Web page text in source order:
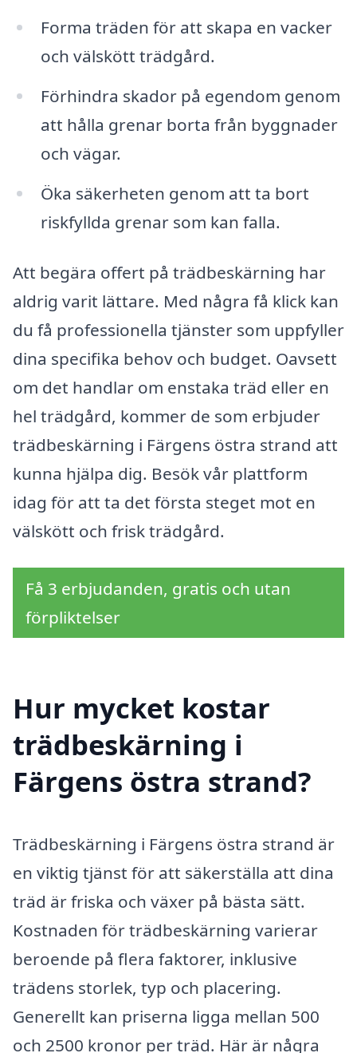
Forma träden för att skapa en vacker
och välskött trädgård.
Förhindra skador på egendom genom
att hålla grenar borta från byggnader
och vägar.
Öka säkerheten genom att ta bort
riskfyllda grenar som kan falla.
Att begära offert på trädbeskärning har
aldrig varit lättare. Med några få klick kan
du få professionella tjänster som uppfyller
dina specifika behov och budget. Oavsett
om det handlar om enstaka träd eller en
hel trädgård, kommer de som erbjuder
trädbeskärning i Färgens östra strand att
kunna hjälpa dig. Besök vår plattform
idag för att ta det första steget mot en
välskött och frisk trädgård.
Få 3 erbjudanden, gratis och utan
förpliktelser
Hur mycket kostar
trädbeskärning i
Färgens östra strand?
Trädbeskärning i Färgens östra strand är
en viktig tjänst för att säkerställa att dina
träd är friska och växer på bästa sätt.
Kostnaden för trädbeskärning varierar
beroende på flera faktorer, inklusive
trädens storlek, typ och placering.
Generellt kan priserna ligga mellan 500
och 2500 kronor per träd. Här är några